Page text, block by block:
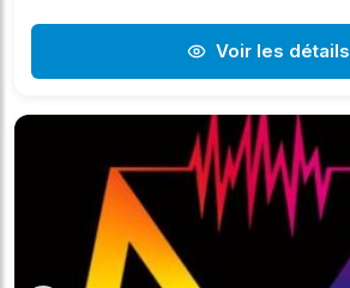
Voir les détails